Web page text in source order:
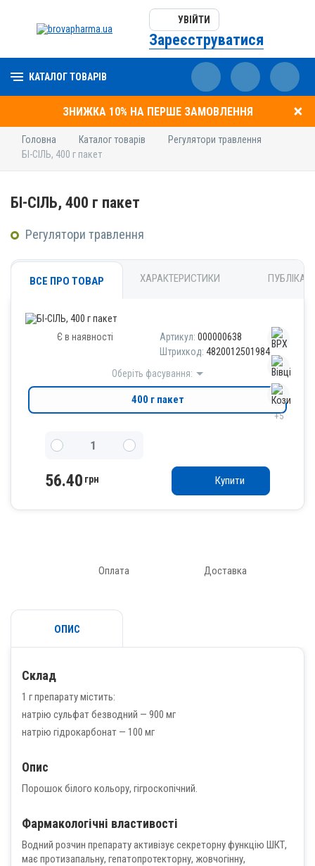
УВІЙТИ
Зареєструватися
КАТАЛОГ ТОВАРІВ
ЗНИЖКА 10% НА ПЕРШЕ ЗАМОВЛЕННЯ
Головна Каталог товарів
Регулятори травлення
БІ-СІЛЬ, 400 г пакет
БІ-СІЛЬ, 400 г пакет
Регулятори травлення
ВСЕ ПРО ТОВАР ХАРАКТЕРИСТИКИ
+5
Є в наявності Артикул: 000000638
Штрихкод: 4820012501984
Оберіть фасування:
400 г пакет
56.40 грн Купити
Оплата Доставка
ОПИС
Склад
1 г препарату містить:
натрію сульфат безводний — 900 мг
натрію гідрокарбонат — 100 мг
Опис
Порошок білого кольору, гігроскопічний.
Фармакологічні властивості
Водний розчин препарату активізує секреторну функцію ШКТ,
має протизапальну, гепатопротекторну, жовчогінну,